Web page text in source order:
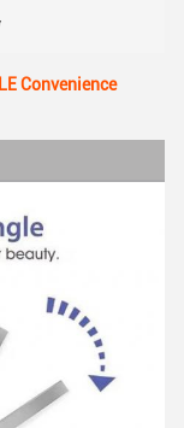
Convenience